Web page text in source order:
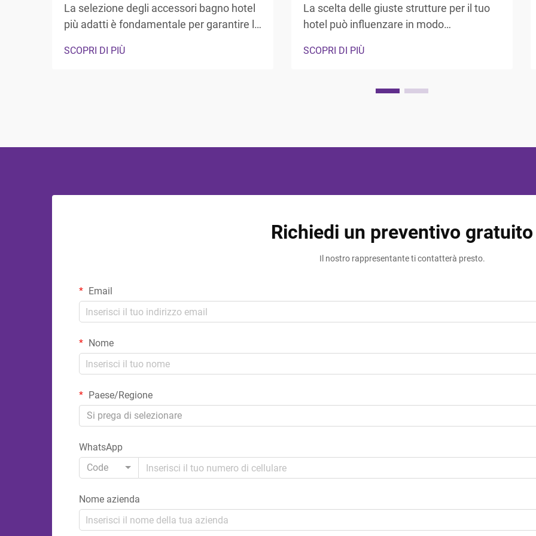
La selezione degli accessori bagno hotel
più adatti è fondamentale per garantire la
operativa nel settore dell'ospitalità. I
SCOPRI DI PIÙ
La scelta delle giuste strutture per il tuo
hotel può influenzare in modo
e l'esperienza complessiva. I viaggiatori
letto confortevole e una stanza pulita;
SCOPRI DI PIÙ
Richiedi un preventivo gratuito
Il nostro rappresentante ti contatterà presto.
Email
Nome
Paese/Regione
Si prega di selezionare
WhatsApp
Code
Nome azienda